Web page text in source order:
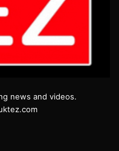
news and videos.